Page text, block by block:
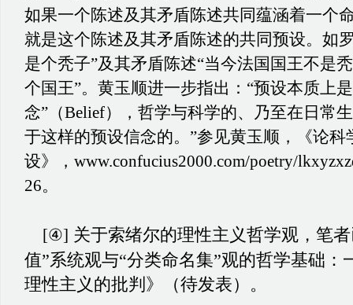
如果一个陈述及其矛盾陈述共同蕴涵着一个
就是这个陈述及其矛盾陈述的共同预设。如
是个秃子”及其矛盾陈述“当今法国国王不是
个国王”。黄玉顺进一步指出：“预设本质上
念”（Belief），哲学与科学的、乃至在日常
于这样的预设信念的。”参见黄玉顺，《论
设》， www.confucius2000.com/poetry/
26。
[④] 关于索绪尔的理性主义哲学观，笔
值”系统观与“分类命名集”观的哲学基础：
理性主义的批判》（待发表）。